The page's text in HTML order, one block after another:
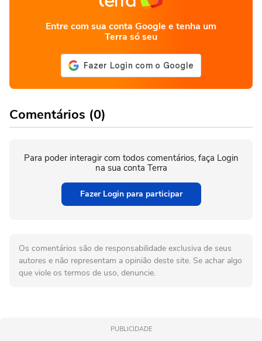
Entre com sua conta Google e tenha um
Terra só seu
Comentários (0)
Para poder interagir com todos comentários, faça Login
na sua conta Terra
Fazer Login para participar
Os comentários são de responsabilidade exclusiva de seus
autores e não representam a opinião deste site. Se achar algo
que viole os termos de uso, denuncie.
PUBLICIDADE